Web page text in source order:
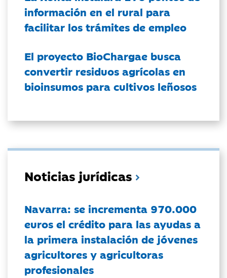
información en el rural para
facilitar los trámites de empleo
El proyecto BioChargae busca
convertir residuos agrícolas en
bioinsumos para cultivos leñosos
Noticias jurídicas
Navarra: se incrementa 970.000
euros el crédito para las ayudas a
la primera instalación de jóvenes
agricultores y agricultoras
profesionales